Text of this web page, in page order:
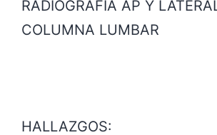
RADIOGRAFIA AP Y
COLUMNA LUMBAR
HALLAZGOS: